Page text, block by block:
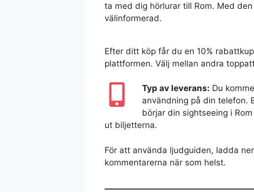
ta med dig hörlurar till Rom. Med
välinformerad.
Efter ditt köp får du en 10%
plattformen. Välj mellan andra
Typ av leverans: Du
användning på din telefon.
börjar din sightseeing i
ut biljetterna.
För att använda ljudguiden, ladda
kommentarerna när som helst.